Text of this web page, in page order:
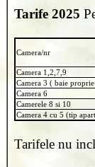
Tarife 2025
Camera/nr
Camera 1,2,7,9
Camera 3 ( baie
Camera 6
Camerele 8 si 10
Camera 4 cu 5 (tip
Tarifele nu